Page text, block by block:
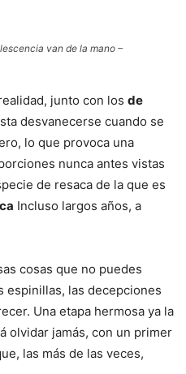
van de la mano –
junto con los de
desvanecerse cuando se
lo que provoca una
nunca antes vistas
de resaca de la que es
Incluso largos años, a
cosas que no puedes
espinillas, las decepciones
Una etapa hermosa ya la
olvidar jamás, con un primer
las más de las veces,